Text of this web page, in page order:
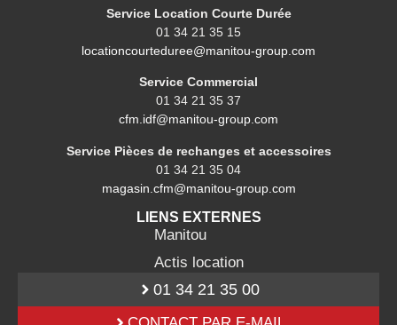
Service Location Courte Durée
01 34 21 35 15
locationcourteduree@manitou-group.com
Service Commercial
01 34 21 35 37
cfm.idf@manitou-group.com
Service Pièces de rechanges et accessoires
01 34 21 35 04
magasin.cfm@manitou-group.com
LIENS EXTERNES
Manitou
Actis location
01 34 21 35 00